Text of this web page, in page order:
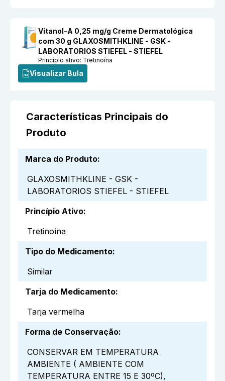
Vitanol-A 0,25 mg/g Creme Dermatológica
com 30 g GLAXOSMITHKLINE - GSK -
LABORATORIOS STIEFEL - STIEFEL
Princípio ativo: Tretinoína
Visualizar Bula
Características Principais do
Produto
Marca do Produto:
GLAXOSMITHKLINE - GSK -
LABORATORIOS STIEFEL - STIEFEL
Princípio Ativo:
Tretinoína
Tipo do Medicamento:
Similar
Tarja do Medicamento:
Tarja vermelha
Forma de Conservação:
CONSERVAR EM TEMPERATURA
AMBIENTE ( AMBIENTE COM
TEMPERATURA ENTRE 15 E 30ºC),